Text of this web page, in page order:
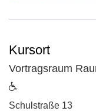
Kursort
Vortragsraum
Adresse:
Schulstraße 13